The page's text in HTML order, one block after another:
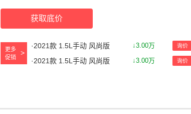
获取底价
更多
促销
·2021款 1.5L手动 风尚版 ↓3.00万 询价
·2021款 1.5L手动 风尚版 ↓3.00万 询价